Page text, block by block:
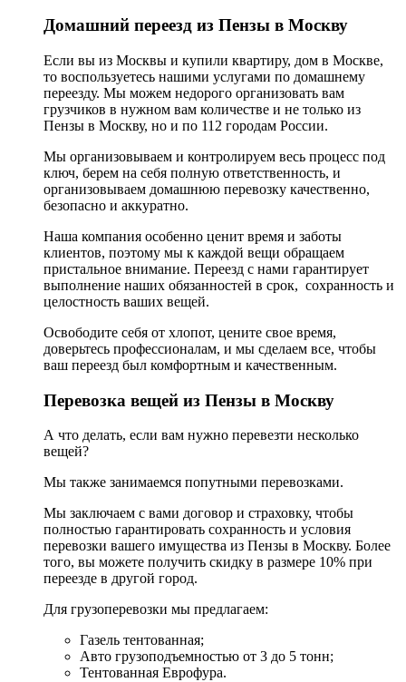
Домашний переезд из Пензы в Москву
Если вы из Москвы и купили квартиру, дом в Москве,
то воспользуетесь нашими услугами по домашнему
переезду. Мы можем недорого организовать вам
грузчиков в нужном вам количестве и не только из
Пензы в Москву, но и по 112 городам России.
Мы организовываем и контролируем весь процесс под
ключ, берем на себя полную ответственность, и
организовываем домашнюю перевозку качественно,
безопасно и аккуратно.
Наша компания особенно ценит время и заботы
клиентов, поэтому мы к каждой вещи обращаем
пристальное внимание. Переезд с нами гарантирует
выполнение наших обязанностей в срок, сохранность и
целостность ваших вещей.
Освободите себя от хлопот, цените свое время,
доверьтесь профессионалам, и мы сделаем все, чтобы
ваш переезд был комфортным и качественным.
Перевозка вещей из Пензы в Москву
А что делать, если вам нужно перевезти несколько
вещей?
Мы также занимаемся попутными перевозками.
Мы заключаем с вами договор и страховку, чтобы
полностью гарантировать сохранность и условия
перевозки вашего имущества из Пензы в Москву. Более
того, вы можете получить скидку в размере 10% при
переезде в другой город.
Для грузоперевозки мы предлагаем:
Газель тентованная;
Авто грузоподъемностью от 3 до 5 тонн;
Тентованная Еврофура.